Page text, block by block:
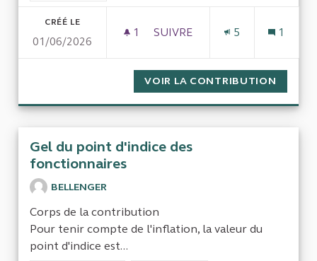
CRÉÉ LE
01/06/2026
1 1 ABONNÉ
SUIVRE
5 1
VOIR LA CONTRIBUTION
Gel du point d'indice des
fonctionnaires
BELLENGER
Corps de la contribution
Pour tenir compte de l'inflation, la valeur du
point d'indice est...